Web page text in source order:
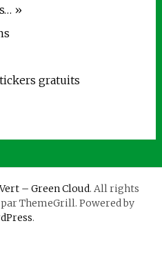
»
gratuits
– Green Cloud. All rights
par ThemeGrill. Powered by
.